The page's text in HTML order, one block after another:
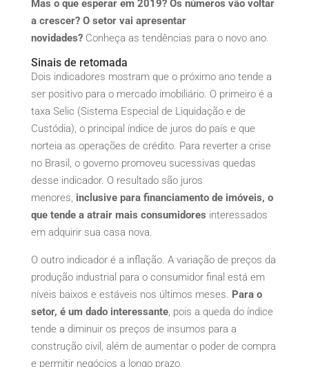
Mas o que esperar em 2019? Os números vão voltar
a crescer? O setor vai apresentar
novidades?Conheça as tendências para o novo ano.
Sinais de retomada
Dois indicadores mostram que o próximo ano tende a
ser positivo para o mercado imobiliário. O primeiro é a
taxa Selic (Sistema Especial de Liquidação e de
Custódia), o principal índice de juros do país e que
norteia as operações de crédito. Para reverter a crise
no Brasil, o governo promoveu sucessivas quedas
desse indicador. O resultado são juros
menores, inclusive para financiamento de imóveis, o
que tende a atrair mais consumidores interessados
em adquirir sua casa nova.
O outro indicador é a inflação. A variação de preços da
produção industrial para o consumidor final está em
níveis baixos e estáveis nos últimos meses. Para o
setor, é um dado interessante, pois a queda do índice
tende a diminuir os preços de insumos para a
construção civil, além de aumentar o poder de compra
e permitir negócios a longo prazo.